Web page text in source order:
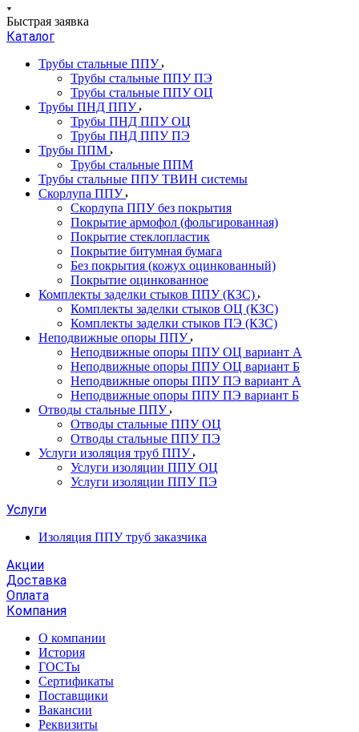
Быстрая заявка
Каталог
Трубы стальные ППУ
Трубы стальные ППУ ПЭ
Трубы стальные ППУ ОЦ
Трубы ПНД ППУ
Трубы ПНД ППУ ОЦ
Трубы ПНД ППУ ПЭ
Трубы ППМ
Трубы стальные ППМ
Трубы стальные ППУ ТВИН системы
Скорлупа ППУ
Скорлупа ППУ без покрытия
Покрытие армофол (фольгированная)
Покрытие стеклопластик
Покрытие битумная бумага
Без покрытия (кожух оцинкованный)
Покрытие оцинкованное
Комплекты заделки стыков ППУ (КЗС)
Комплекты заделки стыков ОЦ (КЗС)
Комплекты заделки стыков ПЭ (КЗС)
Неподвижные опоры ППУ
Неподвижные опоры ППУ ОЦ вариант А
Неподвижные опоры ППУ ОЦ вариант Б
Неподвижные опоры ППУ ПЭ вариант А
Неподвижные опоры ППУ ПЭ вариант Б
Отводы стальные ППУ
Отводы стальные ППУ ОЦ
Отводы стальные ППУ ПЭ
Услуги изоляция труб ППУ
Услуги изоляции ППУ ОЦ
Услуги изоляции ППУ ПЭ
Услуги
Изоляция ППУ труб заказчика
Акции
Доставка
Оплата
Компания
О компании
История
ГОСТы
Сертификаты
Поставщики
Вакансии
Реквизиты